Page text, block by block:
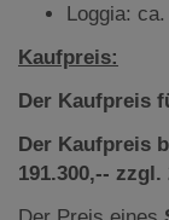
Loggia:
Kaufpreis:
Der Kaufpreis
Der Kaufpreis
191.300,-- zzgl.